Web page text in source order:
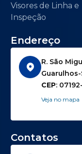
Visores de Linha e
Inspeção
Endereço
R. São
Guarulhos-
CEP:
Veja no mapa
Contatos